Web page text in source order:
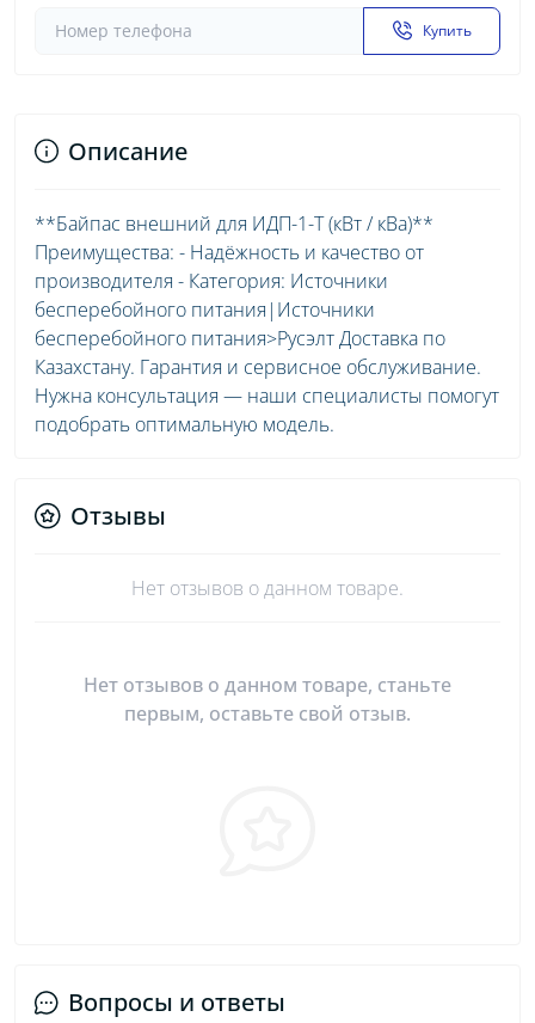
Купить
Описание
**Байпас внешний для ИДП-1-Т (кВт / кВа)**
Преимущества: - Надёжность и качество от
производителя - Категория: Источники
бесперебойного питания|Источники
бесперебойного питания>Русэлт Доставка по
Казахстану. Гарантия и сервисное обслуживание.
Нужна консультация — наши специалисты помогут
подобрать оптимальную модель.
Отзывы
Нет отзывов о данном товаре.
Нет отзывов о данном товаре, станьте
первым, оставьте свой отзыв.
Вопросы и ответы